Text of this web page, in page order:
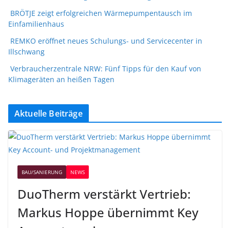
BRÖTJE zeigt erfolgreichen Wärmepumpentausch im
Einfamilienhaus
REMKO eröffnet neues Schulungs- und Servicecenter in
Illschwang
Verbraucherzentrale NRW: Fünf Tipps für den Kauf von
Klimageräten an heißen Tagen
Aktuelle Beiträge
BAU/SANIERUNG NEWS
DuoTherm verstärkt Vertrieb:
Markus Hoppe übernimmt Key